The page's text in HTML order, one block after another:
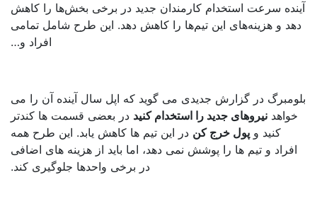
سرعت استخدام کارمندان جدید در برخی بخش‌ها را کاهش
و هزینه‌های این تیم‌ها را کاهش دهد. این طرح شامل تمامی
افراد و…
در گزارش جدیدی می گوید که اپل سال آینده آن را می
نیروهای جدید را استخدام کنید در بعضی قسمت ها کندتر
کنید وپول خرج کندر این تیم ها کاهش یابد. این طرح همه
و تیم ها را پوشش نمی دهد، اما باید از هزینه های اضافی
در برخی واحدها جلوگیری کند.